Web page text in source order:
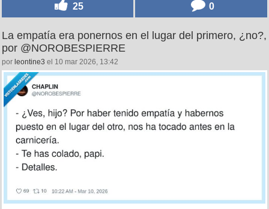
25 0
La empatía era ponernos en el lugar del primero, ¿no?,
por @NOROBESPIERRE
por leontine3 el 10 mar 2026, 13:42